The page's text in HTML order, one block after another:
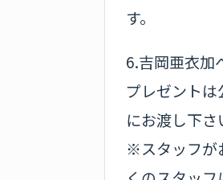
す。
6.吉岡亜衣加
プレゼント
にお渡し下さ
※スタッフが